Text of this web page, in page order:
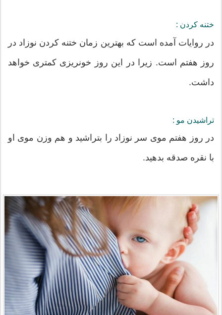
ختنه کردن :
در روایات آمده است که بهترین زمان ختنه کردن نوزاد در
روز هفتم است. زیرا در این روز خونریزی کمتری خواهد
داشت.
تراشیدن مو :
در روز هفتم موی سر نوزاد را بتراشید و هم وزن موی او
با نقره صدقه بدهید.